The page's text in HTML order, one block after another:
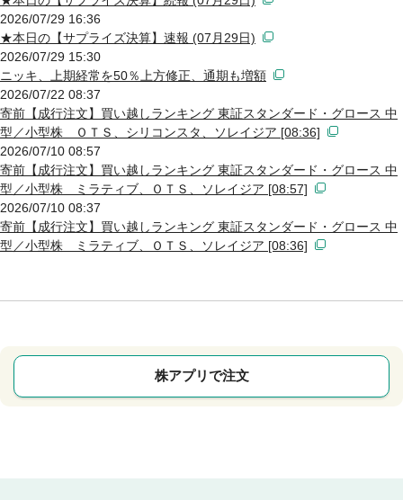
2026/07/29 16:36
★本日の【サプライズ決算】速報 (07月29日)
2026/07/29 15:30
ニッキ、上期経常を50％上方修正、通期も増額
2026/07/22 08:37
寄前【成行注文】買い越しランキング 東証スタンダード・グロース 中
型／小型株 ＯＴＳ、シリコンスタ、ソレイジア [08:36]
2026/07/10 08:57
寄前【成行注文】買い越しランキング 東証スタンダード・グロース 中
型／小型株 ミラティブ、ＯＴＳ、ソレイジア [08:57]
2026/07/10 08:37
寄前【成行注文】買い越しランキング 東証スタンダード・グロース 中
型／小型株 ミラティブ、ＯＴＳ、ソレイジア [08:36]
株アプリで注文